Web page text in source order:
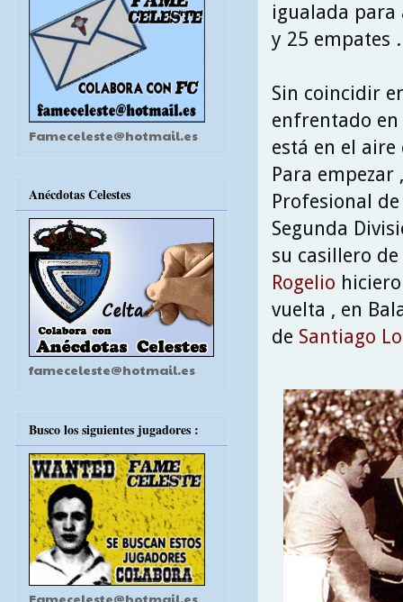
igualada para
y 25 empates .
Sin coincidir
enfrentado
está en el
Para
Profesional
Segunda
su casillero
Rogelio
vuelta , en
de Santiago
Fameceleste@hotmail.es
Anécdotas Celestes
fameceleste@hotmail.es
Busco los siguientes jugadores :
Fameceleste@hotmail.es